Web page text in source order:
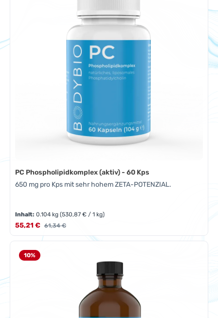
PC Phospholipidkomplex (aktiv) - 60 Kps
650 mg pro Kps mit sehr hohem ZETA-POTENZIAL.
Inhalt:0.104 kg(530,87 € / 1 kg)
Verkaufspreis:
55,21 € Regulärer Preis:
61,34 €
10%